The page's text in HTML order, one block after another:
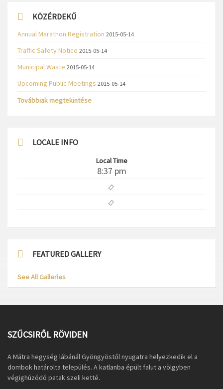
KÖZÉRDEKŰ
Annual Marathon Registration 2015-05-14
Traffic Safety Notice 2015-05-14
Municipal Waste 2015-05-14
Upcoming Public Meetings 2015-05-14
Továbbiak megtekintése
LOCALE INFO
Local Time
8:37 pm
FEATURED GALLERY
See All Galleries
SZŰCSIRŐL RÖVIDEN
A Mátra hegység lábánál Gyöngyöstől nyugatra helyezkedik el a
dombok határolta település. A katlanba épült falut a völgyben
végighúzódó patak szeli ketté.